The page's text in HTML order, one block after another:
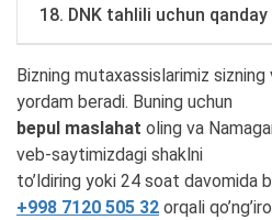
18. DNK tahlili uchun
Bizning mutaxassislarimiz
yordam beradi. Buning uchun
bepul maslahat oling va
veb-saytimizdagi shaklni
to’ldiring yoki 24 soat davomida
+998 7120 505 32 orqali